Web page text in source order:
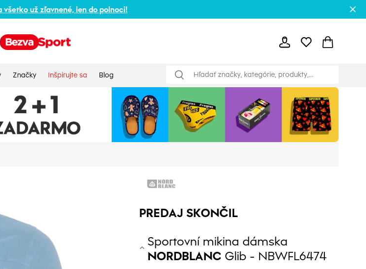
všetko už zľavnené, len do polnoci!
Značky Inšpirujte sa Blog
PREDAJ SKONČIL
Sportovní mikina dámska
NORDBLANC Glib - NBWFL6474